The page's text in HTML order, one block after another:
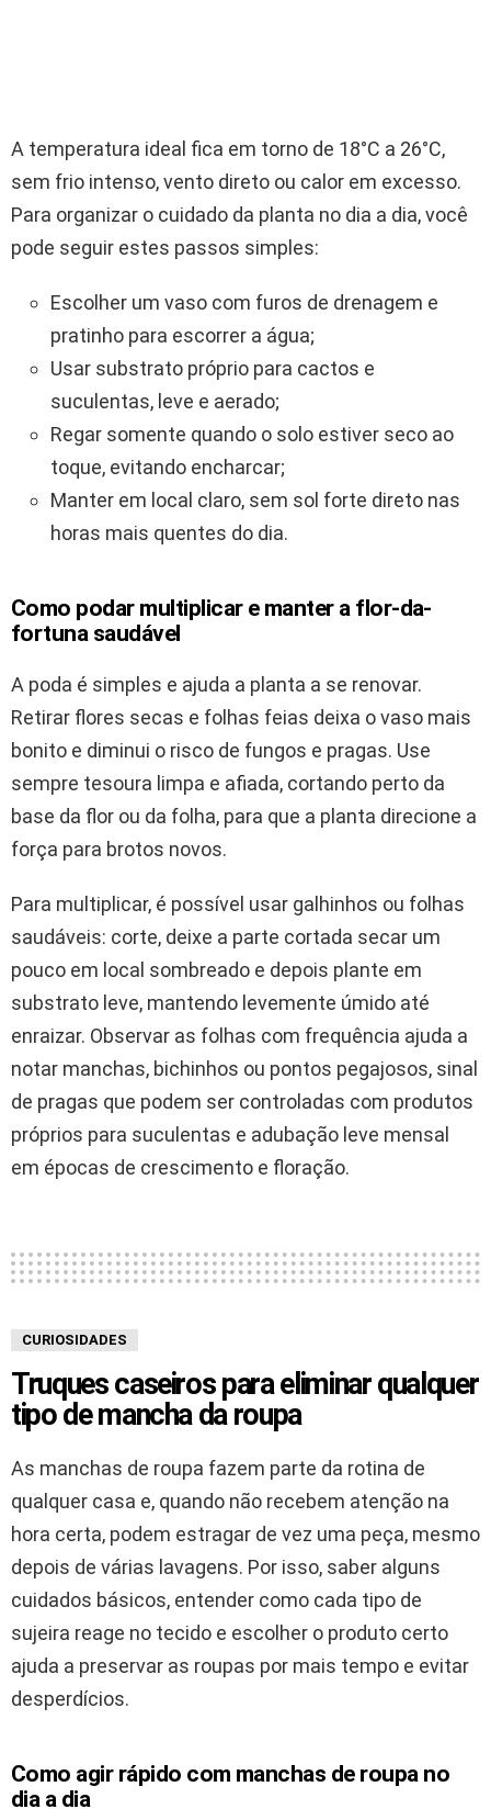
A temperatura ideal fica em torno de 18°C a 26°C,
sem frio intenso, vento direto ou calor em excesso.
Para organizar o cuidado da planta no dia a dia, você
pode seguir estes passos simples:
Escolher um vaso com furos de drenagem e
pratinho para escorrer a água;
Usar substrato próprio para cactos e
suculentas, leve e aerado;
Regar somente quando o solo estiver seco ao
toque, evitando encharcar;
Manter em local claro, sem sol forte direto nas
horas mais quentes do dia.
Como podar multiplicar e manter a flor-da-
fortuna saudável
A poda é simples e ajuda a planta a se renovar.
Retirar flores secas e folhas feias deixa o vaso mais
bonito e diminui o risco de fungos e pragas. Use
sempre tesoura limpa e afiada, cortando perto da
base da flor ou da folha, para que a planta direcione a
força para brotos novos.
Para multiplicar, é possível usar galhinhos ou folhas
saudáveis: corte, deixe a parte cortada secar um
pouco em local sombreado e depois plante em
substrato leve, mantendo levemente úmido até
enraizar. Observar as folhas com frequência ajuda a
notar manchas, bichinhos ou pontos pegajosos, sinal
de pragas que podem ser controladas com produtos
próprios para suculentas e adubação leve mensal
em épocas de crescimento e floração.
CURIOSIDADES
Truques caseiros para eliminar qualquer
tipo de mancha da roupa
As manchas de roupa fazem parte da rotina de
qualquer casa e, quando não recebem atenção na
hora certa, podem estragar de vez uma peça, mesmo
depois de várias lavagens. Por isso, saber alguns
cuidados básicos, entender como cada tipo de
sujeira reage no tecido e escolher o produto certo
ajuda a preservar as roupas por mais tempo e evitar
desperdícios.
Como agir rápido com manchas de roupa no
dia a dia